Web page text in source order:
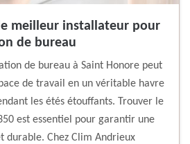
meilleur installateur pour
de bureau
de bureau à Saint Honore peut
de travail en un véritable havre
les étés étouffants. Trouver le
est essentiel pour garantir une
durable. Chez Clim Andrieux